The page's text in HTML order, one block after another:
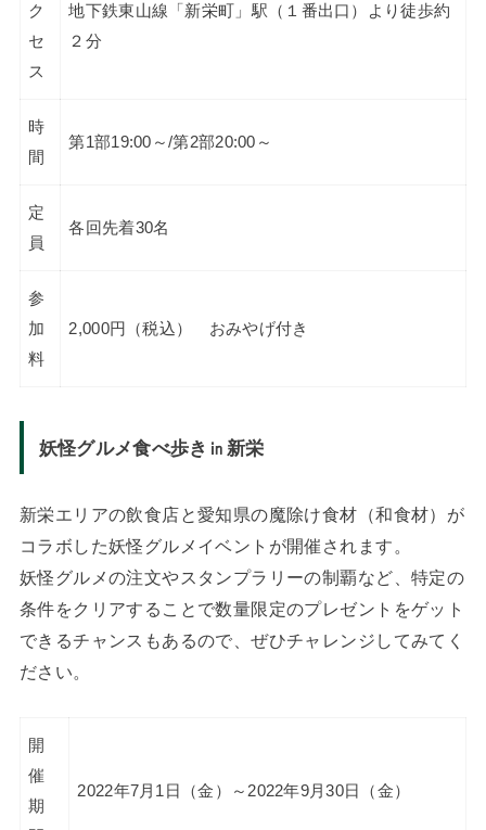
ク
セ
ス
地下鉄東山線「新栄町」駅（１番出口）より徒歩約
２分
時
間
第1部19:00～/第2部20:00～
定
員
各回先着30名
参
加
料
2,000円（税込） おみやげ付き
妖怪グルメ食べ歩き㏌新栄
新栄エリアの飲食店と愛知県の魔除け食材（和食材）が
コラボした妖怪グルメイベントが開催されます。
妖怪グルメの注文やスタンプラリーの制覇など、特定の
条件をクリアすることで数量限定のプレゼントをゲット
できるチャンスもあるので、ぜひチャレンジしてみてく
ださい。
開
催
期
2022年7月1日（金）～2022年9月30日（金）